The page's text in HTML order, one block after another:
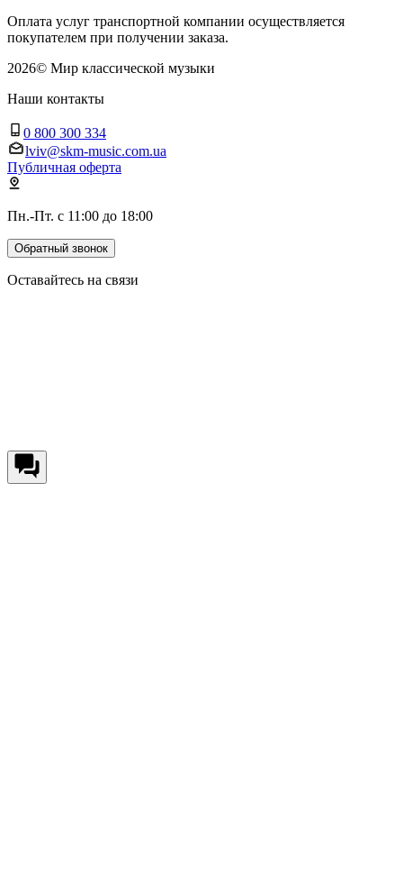
Оплата услуг транспортной компании осуществляется
покупателем при получении заказа.
2026© Мир классической музыки
Наши контакты
0 800 300 334
lviv@skm-music.com.ua
Публичная оферта
Пн.-Пт. с 11:00 до 18:00
Обратный звонок
Оставайтесь на связи